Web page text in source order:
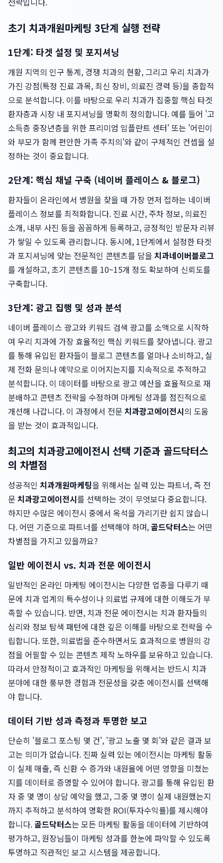
초기 치과개원마케팅 3단계 실행 전략
1단계: 타겟 설정 및 포지셔닝
개원 지역의 인구 통계, 경쟁 치과의 현황, 그리고 우리 치과가
가진 강점(특정 진료 과목, 최신 장비, 의료진 경력 등)을 종합적
으로 분석합니다. 이를 바탕으로 우리 치과가 집중할 핵심 타겟
환자층과 시장 내 포지셔닝을 명확히 정의합니다. 예를 들어 '고
소득층 중장년층을 위한 프리미엄 임플란트 센터' 또는 '어린이
와 부모가 함께 편안한 가족 주치의'와 같이 구체적인 컨셉을 설
정하는 것이 중요합니다.
2단계: 핵심 채널 구축 (네이버 플레이스 & 블로그)
환자들이 온라인에서 병원을 찾을 때 가장 먼저 접하는 네이버
플레이스 정보를 최적화합니다. 진료 시간, 주차 정보, 의료진
소개, 내부 사진 등을 꼼꼼하게 등록하고, 긍정적인 방문자 리뷰
가 쌓일 수 있도록 관리합니다. 동시에, 1단계에서 설정한 타겟
과 포지셔닝에 맞는 전문적인 콘텐츠를 담을 치과네이버블로그
를 개설하고, 초기 콘텐츠를 10~15개 정도 확보하여 신뢰도를
구축합니다.
3단계: 광고 집행 및 성과 분석
네이버 플레이스 광고와 키워드 검색 광고를 소액으로 시작하
여 우리 치과에 가장 효율적인 핵심 키워드를 찾아냅니다. 광고
를 통해 유입된 환자들이 블로그 콘텐츠를 얼마나 소비하고, 실
제 전화 문의나 예약으로 이어지는지를 지속적으로 추적하고
분석합니다. 이 데이터를 바탕으로 광고 예산을 효율적으로 재
분배하고 콘텐츠 전략을 수정하며 마케팅 성과를 점진적으로
개선해 나갑니다. 이 과정에서 전문 치과광고에이전시의 도움
을 받는 것이 효과적입니다.
최고의 치과광고에이전시 선택 기준과 골드닥터스
의 차별점
성공적인 치과개원마케팅을 위해서는 실력 있는 파트너, 즉 전
문 치과광고에이전시를 선택하는 것이 무엇보다 중요합니다.
하지만 수많은 에이전시 중에서 옥석을 가리기란 쉽지 않습니
다. 어떤 기준으로 파트너를 선택해야 하며, 골드닥터스는 어떤
차별점을 가지고 있을까요?
일반 에이전시 vs. 치과 전문 에이전시
일반적인 온라인 마케팅 에이전시는 다양한 업종을 다루기 때
문에 치과 업계의 특수성이나 의료법 규제에 대한 이해도가 부
족할 수 있습니다. 반면, 치과 전문 에이전시는 치과 환자들의
심리와 정보 탐색 패턴에 대한 깊은 이해를 바탕으로 전략을 수
립합니다. 또한, 의료법을 준수하면서도 효과적으로 병원의 강
점을 어필할 수 있는 콘텐츠 제작 노하우를 보유하고 있습니다.
따라서 안정적이고 효과적인 마케팅을 위해서는 반드시 치과
분야에 대한 풍부한 경험과 전문성을 갖춘 에이전시를 선택해
야 합니다.
데이터 기반 성과 측정과 투명한 보고
단순히 '블로그 포스팅 몇 건', '광고 노출 몇 회'와 같은 결과 보
고는 의미가 없습니다. 진짜 실력 있는 에이전시는 마케팅 활동
이 실제 매출, 즉 신환 수 증가와 내원율에 어떤 영향을 미쳤는
지를 데이터로 증명할 수 있어야 합니다. 광고를 통해 유입된 환
자 중 몇 명이 상담 예약을 했고, 그중 몇 명이 실제 내원했는지
까지 추적하고 분석하여 명확한 ROI(투자수익률)를 제시해야
합니다. 골드닥터스는 모든 마케팅 활동을 데이터에 기반하여
평가하고, 원장님들이 마케팅 성과를 한눈에 파악할 수 있도록
투명하고 직관적인 보고 시스템을 제공합니다.